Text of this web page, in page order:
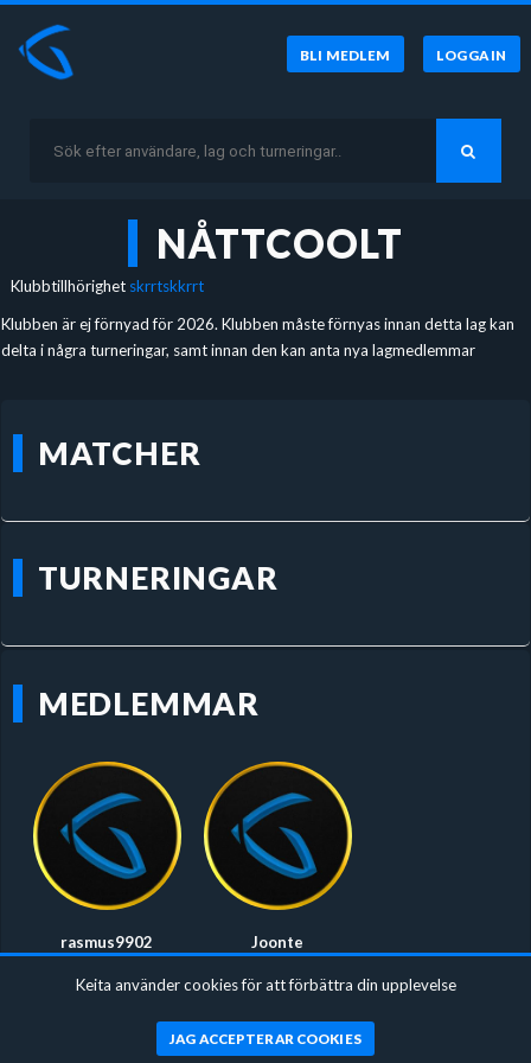
BLI MEDLEM LOGGA IN
NÅTTCOOLT
Klubbtillhörighet skrrtskkrrt
Klubben är ej förnyad för 2026. Klubben måste förnyas innan detta lag kan
delta i några turneringar, samt innan den kan anta nya lagmedlemmar
MATCHER
TURNERINGAR
MEDLEMMAR
rasmus9902
Joonte
Kapten
Keita använder cookies för att förbättra din upplevelse
JAG ACCEPTERAR COOKIES